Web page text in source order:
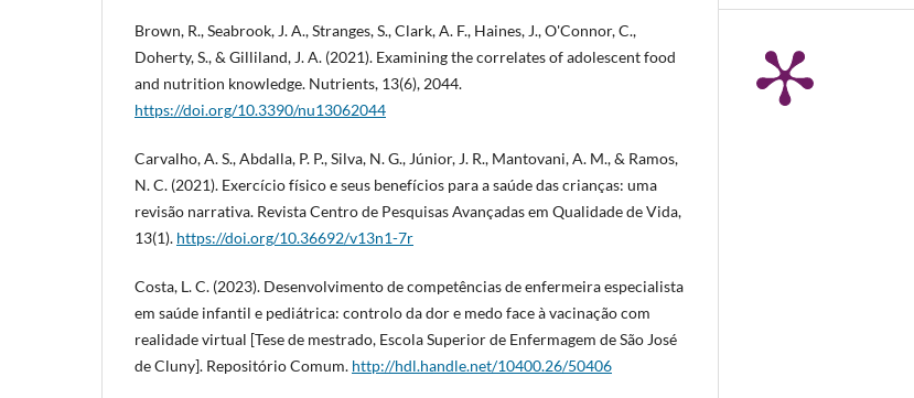
Brown, R., Seabrook, J. A., Stranges, S., Clark, A. F., Haines, J., O'Connor, C.,
Doherty, S., & Gilliland, J. A. (2021). Examining the correlates of adolescent food
and nutrition knowledge. Nutrients, 13(6), 2044.
https://doi.org/10.3390/nu13062044
Carvalho, A. S., Abdalla, P. P., Silva, N. G., Júnior, J. R., Mantovani, A. M., & Ramos,
N. C. (2021). Exercício físico e seus benefícios para a saúde das crianças: uma
revisão narrativa. Revista Centro de Pesquisas Avançadas em Qualidade de Vida,
13(1). https://doi.org/10.36692/v13n1-7r
Costa, L. C. (2023). Desenvolvimento de competências de enfermeira especialista
em saúde infantil e pediátrica: controlo da dor e medo face à vacinação com
realidade virtual [Tese de mestrado, Escola Superior de Enfermagem de São José
de Cluny]. Repositório Comum. http://hdl.handle.net/10400.26/50406